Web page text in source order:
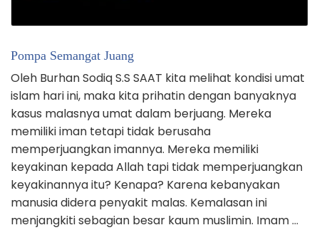
Pompa Semangat Juang
Oleh Burhan Sodiq S.S SAAT kita melihat kondisi umat
islam hari ini, maka kita prihatin dengan banyaknya
kasus malasnya umat dalam berjuang. Mereka
memiliki iman tetapi tidak berusaha
memperjuangkan imannya. Mereka memiliki
keyakinan kepada Allah tapi tidak memperjuangkan
keyakinannya itu? Kenapa? Karena kebanyakan
manusia didera penyakit malas. Kemalasan ini
menjangkiti sebagian besar kaum muslimin. Imam …